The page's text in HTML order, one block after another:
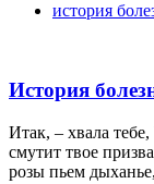
история
История
Итак, – хвала
смутит твое
розы пьем